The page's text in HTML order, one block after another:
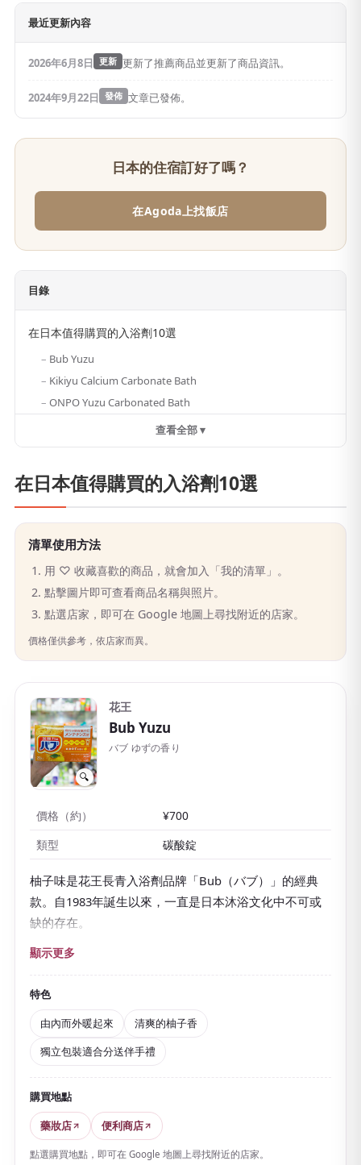
最近更新內容
2026年6月8日 更新 更新了推薦商品並更新了商品資訊。
2024年9月22日 發佈 文章已發佈。
日本的住宿訂好了嗎？
在Agoda上找飯店
目錄
在日本值得購買的入浴劑10選
Bub Yuzu
Kikiyu Calcium Carbonate Bath
ONPO Yuzu Carbonated Bath
查看全部 ▾
在日本值得購買的入浴劑10選
清單使用方法
用 ♡ 收藏喜歡的商品，就會加入「我的清單」。
點擊圖片即可查看商品名稱與照片。
點選店家，即可在 Google 地圖上尋找附近的店家。
價格僅供參考，依店家而異。
🔍
花王
Bub Yuzu
バブ ゆずの香り
價格（約）
¥700
類型
碳酸錠
柚子味是花王長青入浴劑品牌「Bub（バブ）」的經典
款。自1983年誕生以來，一直是日本沐浴文化中不可或
缺的存在。
在熱水中放入一片，
出。碳酸的作用搭配硫酸鎂等溫熱成分，讓身體由內而
外慢慢暖起來。
作為對疲勞、肩膀僵硬、怕冷等有幫助的醫藥部外品，
非常適合一天結束時的放鬆時光。被
圍，心情也隨之舒暢。
泡感清爽不黏膩，呈弱酸性，全家人都能安心使用。
立小包裝、輕巧，20片裝也很實惠
式香氣的伴手禮大量選購。
森林、檜木、薰衣草等香型豐富，也是一大亮點。
顯示更多
特色
由內而外暖起來
清爽的柚子香
獨立包裝適合分送伴手禮
購買地點
藥妝店
便利商店
點選購買地點，即可在 Google 地圖上尋找附近的店家。